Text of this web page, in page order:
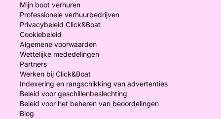
Mijn boot verhuren
Professionele verhuurbedrijven
Privacybeleid Click&Boat
Cookiebeleid
Algemene voorwaarden
Wettelijke mededelingen
Partners
Werken bij Click&Boat
Indexering en rangschikking van advertenties
Beleid voor geschillenbeslechting
Beleid voor het beheren van beoordelingen
Blog